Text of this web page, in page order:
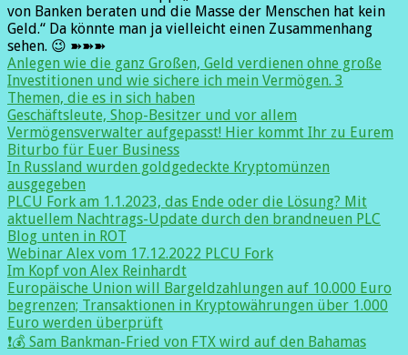
von Banken beraten und die Masse der Menschen hat kein
Geld.“ Da könnte man ja vielleicht einen Zusammenhang
sehen. 😉 ➽➽➽
Anlegen wie die ganz Großen, Geld verdienen ohne große
Investitionen und wie sichere ich mein Vermögen. 3
Themen, die es in sich haben
Geschäftsleute, Shop-Besitzer und vor allem
Vermögensverwalter aufgepasst! Hier kommt Ihr zu Eurem
Biturbo für Euer Business
In Russland wurden goldgedeckte Kryptomünzen
ausgegeben
PLCU Fork am 1.1.2023, das Ende oder die Lösung? Mit
aktuellem Nachtrags-Update durch den brandneuen PLC
Blog unten in ROT
Webinar Alex vom 17.12.2022 PLCU Fork
Im Kopf von Alex Reinhardt
Europäische Union will Bargeldzahlungen auf 10.000 Euro
begrenzen; Transaktionen in Kryptowährungen über 1.000
Euro werden überprüft
❗️💰 Sam Bankman-Fried von FTX wird auf den Bahamas